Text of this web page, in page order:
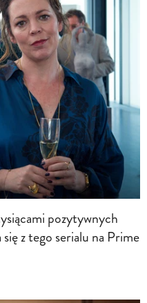
pozytywnych
z tego serialu na Prime